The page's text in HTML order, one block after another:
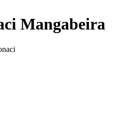
Mangabeira